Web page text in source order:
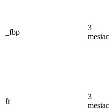
_fbp
3
fr
3